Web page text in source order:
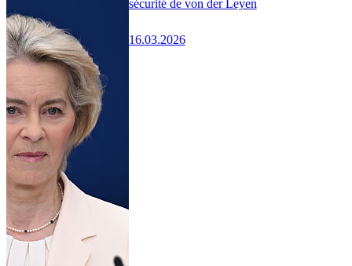
sécurité de von der Leyen
16.03.2026